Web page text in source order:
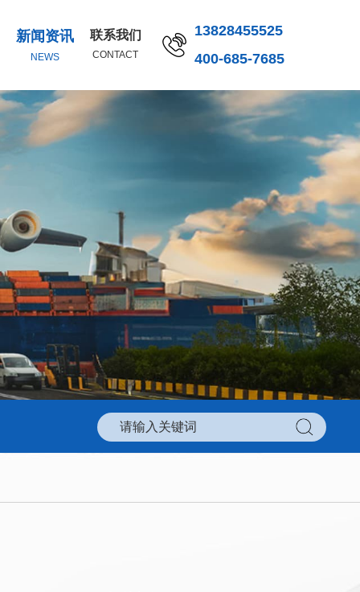
新闻资讯
NEWS
联系我们
CONTACT
13828455525
400-685-7685